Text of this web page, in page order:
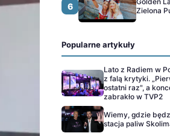
6
Zielona
Popularne artykuły
Lato z Radiem w
z falą krytyki.
ostatni raz", a
zabrakło w TVP2
Wiemy, gdzie
stacja paliw